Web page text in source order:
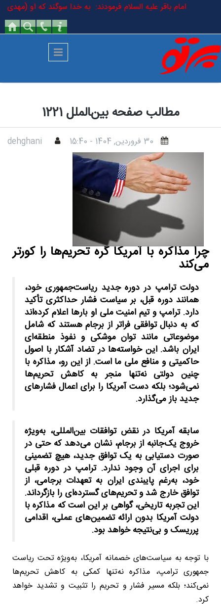
رفتن به محتوای اصلیامام باقر علیه السلام فرمودند: به خدا سوگند که او
مطالب صفحه بین‌‍الملل 1221
30 فروردين, 1404 - 15:40 dehghani
چرا مذاکره با آمریکا گره تحریم‌ها را کورتر
می‌کند
دولت ترامپ در دوره جدید ریاست‌جمهوری خود،
همانند دوره قبل، بر سیاست فشار حداکثری تأکید
دارد. ترامپ و تیم امنیت ملی او بارها اعلام کرده‌اند
که به دنبال توافقی فراتر از برجام هستند که شامل
موضوعاتی مانند توان موشکی و نفوذ منطقه‌ای
ایران باشد. این خواسته‌ها در تضاد آشکار با اصول
حاکمیتی و منافع ملی ما است. از این رو، مذاکره با
چنین دولتی نه‌تنها منجر به کاهش تحریم‌ها
نمی‌شود؛ بلکه دست آمریکا را برای اعمال فشارهای
جدید باز می‌گذارد.
سابقه آمریکا در نقض توافقات بین‌المللی، به‌ویژه
خروج یک‌جانبه از برجام، نشان می‌دهد که حتی در
صورت دستیابی به یک توافق جدید، هیچ تضمینی
برای اجرای آن وجود ندارد. ترامپ در دوره قبلی
خود، به‌رغم پایبندی ایران به تعهدات برجامی، از
توافق خارج شد و تحریم‌های گسترده‌ای را بازگرداند.
این تجربه تاریخی، گواهی بر این است که مذاکره با
دولت آمریکا بدون ارائه تضمین‌های عملی، اقدامی
پرریسک و بی‌نتیجه خواهد بود.
با توجه به سیاست‌های خصمانه آمریکا، به‌ویژه تحت ریاست
جمهوری ترامپ، مذاکره نه‌تنها کمکی به کاهش تحریم‌ها
نمی‌کند؛ بلکه مسیر فشار و تحریم را تثبیت و تشدید خواهد
کرد.